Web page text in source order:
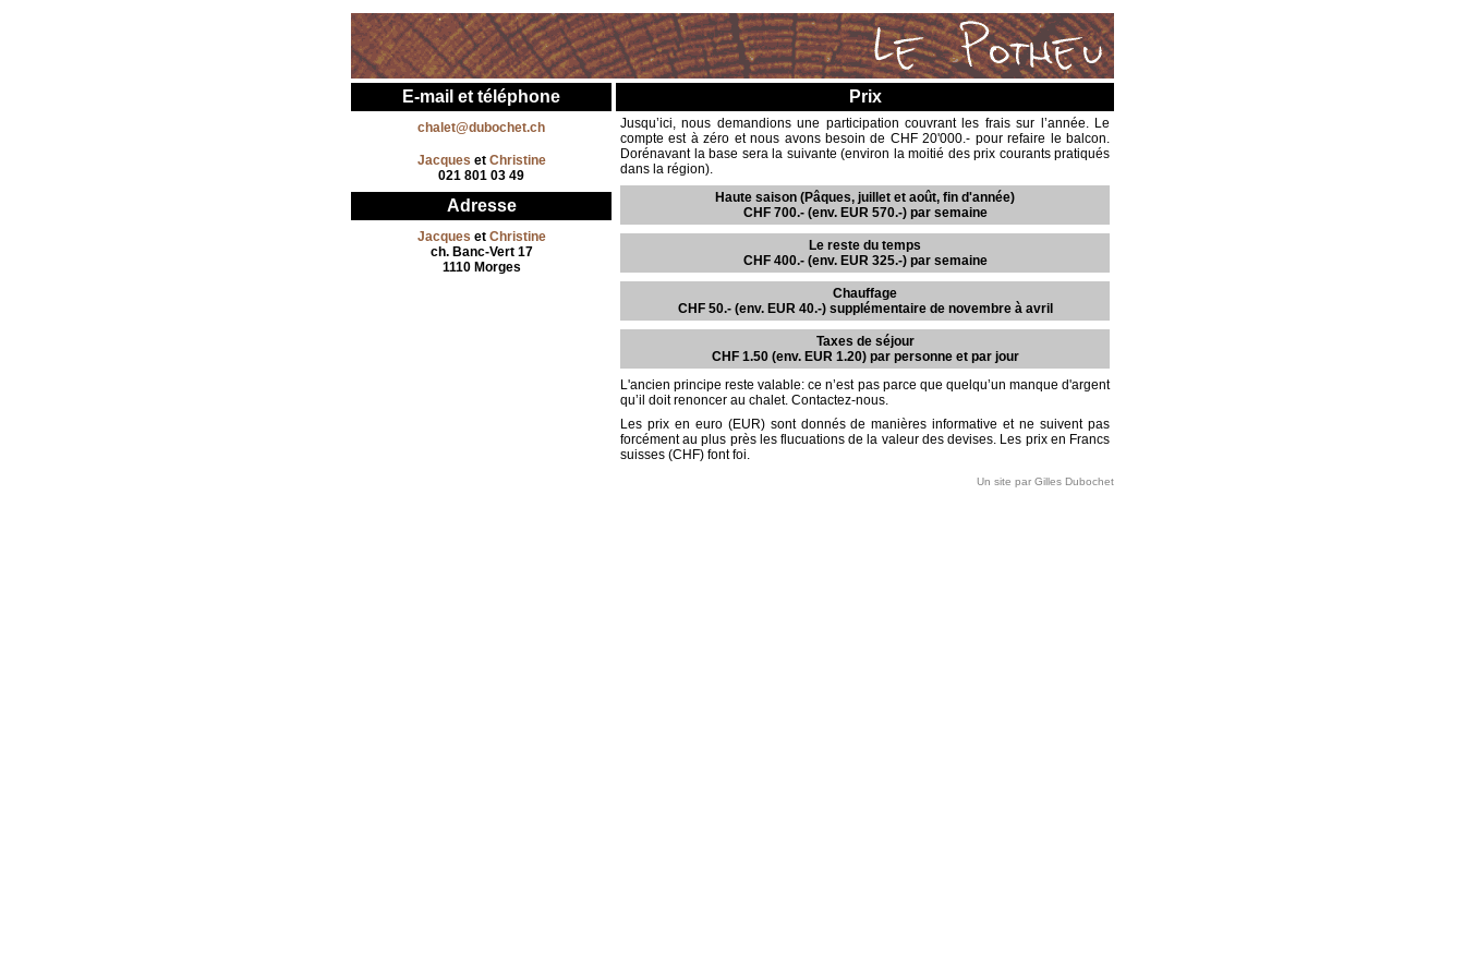
E-mail et téléphone
chalet@dubochet.ch
Jacques et Christine
021 801 03 49
Adresse
Jacques et Christine
ch. Banc-Vert 17
1110 Morges
Prix
Jusqu’ici, nous demandions une participation couvrant les frais sur l’année. Le
compte est à zéro et nous avons besoin de CHF 20'000.- pour refaire le balcon.
Dorénavant la base sera la suivante (environ la moitié des prix courants pratiqués
dans la région).
Haute saison (Pâques, juillet et août, fin d'année)
CHF 700.- (env. EUR 570.-) par semaine
Le reste du temps
CHF 400.- (env. EUR 325.-) par semaine
Chauffage
CHF 50.- (env. EUR 40.-) supplémentaire de novembre à avril
Taxes de séjour
CHF 1.50 (env. EUR 1.20) par personne et par jour
L'ancien principe reste valable: ce n’est pas parce que quelqu’un manque d'argent
qu’il doit renoncer au chalet. Contactez-nous.
Les prix en euro (EUR) sont donnés de manières informative et ne suivent pas
forcément au plus près les flucuations de la valeur des devises. Les prix en Francs
suisses (CHF) font foi.
Un site par Gilles Dubochet